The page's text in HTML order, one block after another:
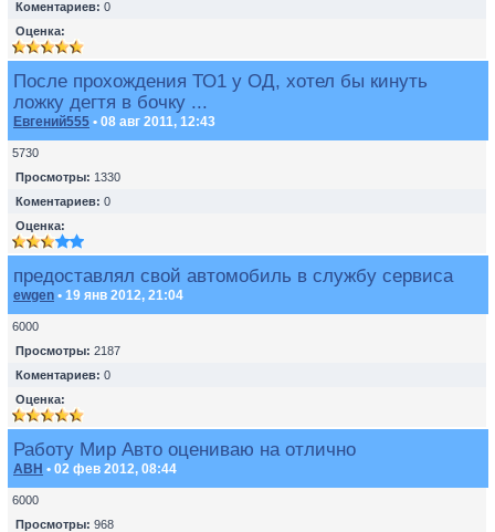
Коментариев: 0
Оценка:
После прохождения ТО1 у ОД, хотел бы кинуть
ложку дегтя в бочку ...
Евгений555 • 08 авг 2011, 12:43
5730
Просмотры: 1330
Коментариев: 0
Оценка:
предоставлял свой автомобиль в службу сервиса
ewgen • 19 янв 2012, 21:04
6000
Просмотры: 2187
Коментариев: 0
Оценка:
Работу Мир Авто оцениваю на отлично
ABH • 02 фев 2012, 08:44
6000
Просмотры: 968